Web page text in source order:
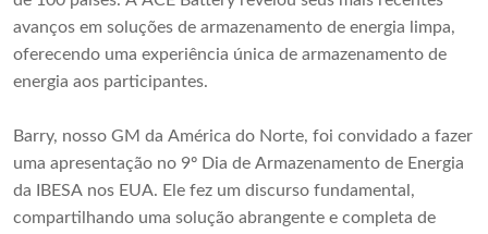
avanços em soluções de armazenamento de energia limpa,
oferecendo uma experiência única de armazenamento de
energia aos participantes.
Barry, nosso GM da América do Norte, foi convidado a fazer
uma apresentação no 9º Dia de Armazenamento de Energia
da IBESA nos EUA. Ele fez um discurso fundamental,
compartilhando uma solução abrangente e completa de